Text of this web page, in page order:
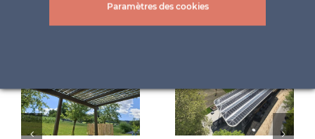
Paramètres des cookies